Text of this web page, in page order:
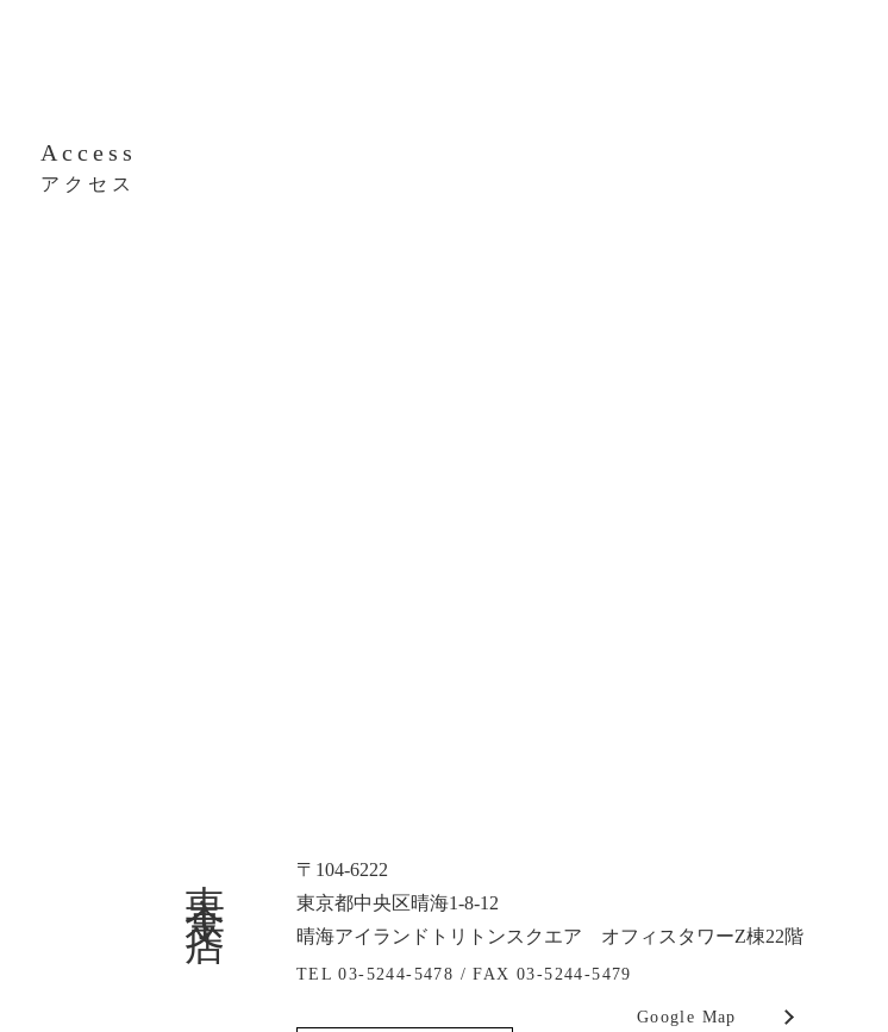
Access
アクセス
東京支店
〒104-6222
東京都中央区晴海1-8-12
晴海アイランドトリトンスクエア オフィスタワーZ棟22階
TEL 03-5244-5478 /FAX 03-5244-5479
Google Map